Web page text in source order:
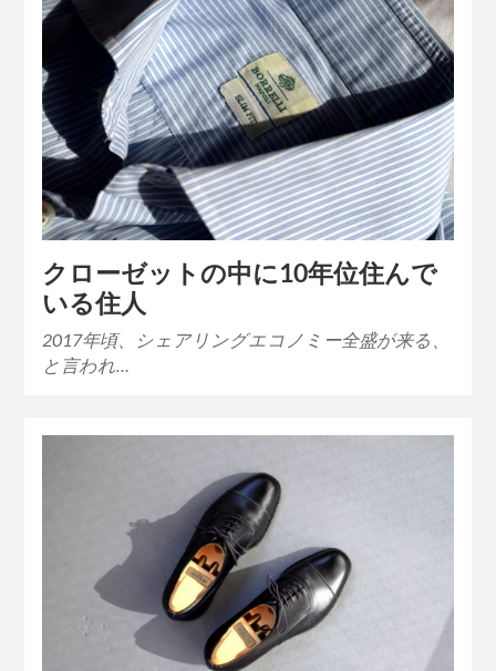
クローゼットの中に10年位住んで
いる住人
2017年頃、シェアリングエコノミー全盛が来る、
と言われ…